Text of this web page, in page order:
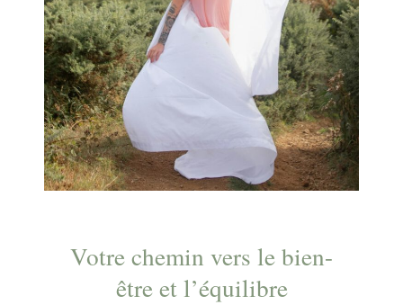
Votre chemin vers le bien-
être et l’équilibre